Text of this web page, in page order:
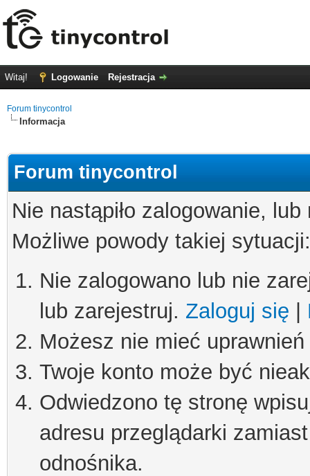
Witaj! Logowanie Rejestracja
Forum tinycontrol
Informacja
Forum tinycontrol
Nie nastąpiło zalogowanie,
Możliwe powody takiej sytuacji:
Nie zalogowano lub nie
lub zarejestruj. Zaloguj się
Możesz nie mieć
Twoje konto może być
Odwiedzono tę stronę
adresu przeglądarki
odnośnika.